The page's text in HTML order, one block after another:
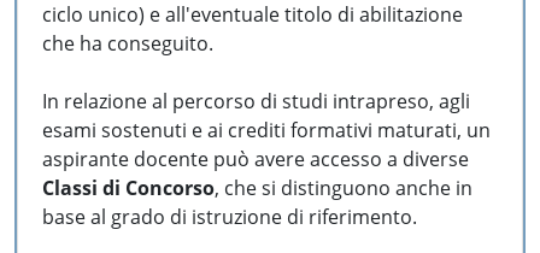
ciclo unico) e all'eventuale titolo di abilitazione
che ha conseguito.
In relazione al percorso di studi intrapreso, agli
esami sostenuti e ai crediti formativi maturati, un
aspirante docente può avere accesso a diverse
Classi di Concorso, che si distinguono anche in
base al grado di istruzione di riferimento.